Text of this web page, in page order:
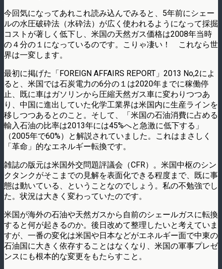
今回気になってあれこれ読み込んでみると、5年前にシェー
ルの水圧破砕法（水砕法）が広く使われるようになって採掘
コストが著しく低下し、米国の天然ガス価格は2008年当時
の４分の１になっているのです。こりゃ凄い！ これなら世
界は一変します。
最初に掲げた「FOREIGN AFFAIRS REPORT」2013 No,2によ
ると、米国では石炭電力の6分の１は2020年までに稼働停
止、既に車はガソリンから圧縮天然ガス車に変わりつつあ
り、中国に進出していた化学工業界は米国内に生産ラインを
移しつつあるとのこと。そして、「米国の石油消費に占める
輸入石油の比率は2013年には45%へと急激に低下する」
（2005年で60%）と解説されていました。これはまさしく
「革命」的なエネルギー転換です。
雑誌の版元は米国外交問題評議会（CFR）。米国中枢のシン
クタンクがそこまでの見解を表面化できる程度まで、既に事
態は動いている、ということなのでしょう。私の不勉強でし
た。状況は大きく変わっていたのです。
米国が海外の石油や天然ガスから自前のシェールガスに転換
すると何が起きるのか。後日改めて整理したいと考えていま
すが、一番の変化は米国や日本などがエネルギー面で中東の
石油国に大きく依存することはなくなり、米国の軍事プレゼ
ンスにも根本的な変更をもたらすこと。